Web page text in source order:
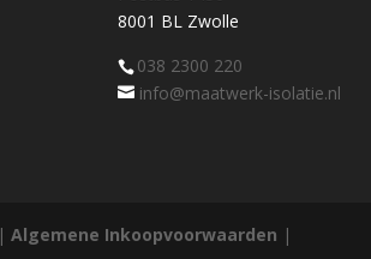
8001 BL Zwolle
038 2300 220
info@maatwerk-isolatie.nl
|Algemene Inkoopvoorwaarden |